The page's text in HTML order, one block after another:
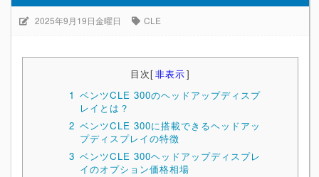
2025年9月19日金曜日 CLE
目次[非表示]
1 ベンツCLE 300のヘッドアップディスプ
レイとは？
2 ベンツCLE 300に搭載できるヘッドアッ
プディスプレイの特徴
3 ベンツCLE 300ヘッドアップディスプレ
イのオプション価格相場